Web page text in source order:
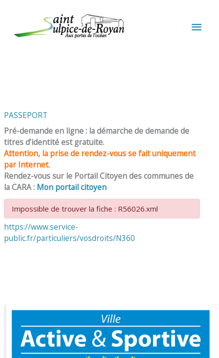
PASSEPORT
Pré-demande en ligne : la démarche de demande de
titres d’identité est gratuite.
Attention, la prise de rendez-vous se fait uniquement
par Internet.
Rendez-vous sur le Portail Citoyen des communes de
la CARA : Mon portail citoyen
Impossible de trouver la fiche : R56026.xml
https://www.service-
public.fr/particuliers/vosdroits/N360